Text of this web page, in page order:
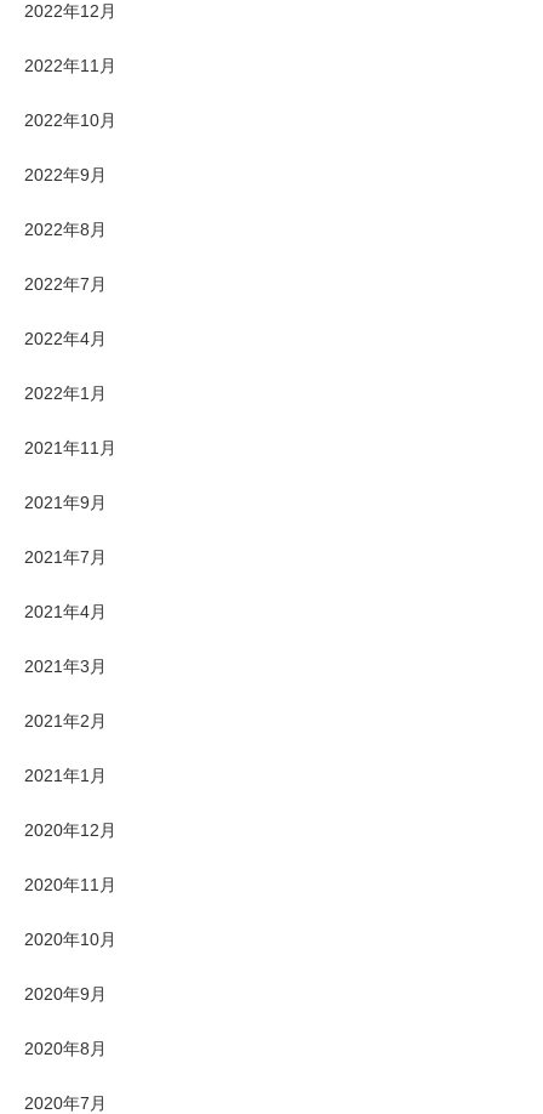
2022年12月
2022年11月
2022年10月
2022年9月
2022年8月
2022年7月
2022年4月
2022年1月
2021年11月
2021年9月
2021年7月
2021年4月
2021年3月
2021年2月
2021年1月
2020年12月
2020年11月
2020年10月
2020年9月
2020年8月
2020年7月